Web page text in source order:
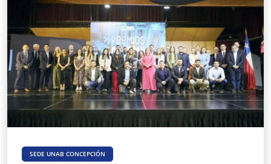
SEDE UNAB CONCEPCIÓN